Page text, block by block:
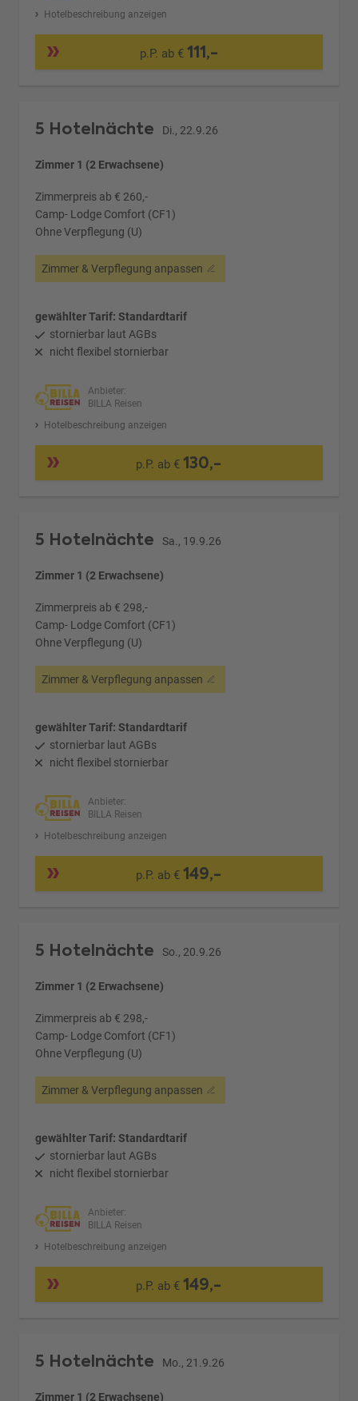
Hotelbeschreibung anzeigen
p.P. ab € 111,-
5 Hotelnächte Di., 22.9.26
Zimmer 1 (2 Erwachsene)
Zimmerpreis ab € 260,-
Camp- Lodge Comfort (CF1)
Ohne Verpflegung (U)
Zimmer & Verpflegung anpassen
gewählter Tarif: Standardtarif
stornierbar laut AGBs
nicht flexibel stornierbar
Anbieter:
BILLA Reisen
Hotelbeschreibung anzeigen
p.P. ab €130,-
5 Hotelnächte Sa., 19.9.26
Zimmer 1 (2 Erwachsene)
Zimmerpreis ab € 298,-
Camp- Lodge Comfort (CF1)
Ohne Verpflegung (U)
Zimmer & Verpflegung anpassen
gewählter Tarif: Standardtarif
stornierbar laut AGBs
nicht flexibel stornierbar
Anbieter:
BILLA Reisen
Hotelbeschreibung anzeigen
p.P. ab €149,-
5 Hotelnächte So., 20.9.26
Zimmer 1 (2 Erwachsene)
Zimmerpreis ab € 298,-
Camp- Lodge Comfort (CF1)
Ohne Verpflegung (U)
Zimmer & Verpflegung anpassen
gewählter Tarif: Standardtarif
stornierbar laut AGBs
nicht flexibel stornierbar
Anbieter:
BILLA Reisen
Hotelbeschreibung anzeigen
p.P. ab €149,-
5 Hotelnächte Mo., 21.9.26
Zimmer 1 (2 Erwachsene)